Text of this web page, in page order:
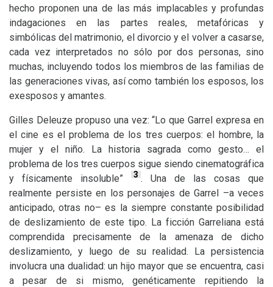
hecho proponen una de las más implacables y profundas
indagaciones en las partes reales, metafóricas y
simbólicas del matrimonio, el divorcio y el volver a casarse,
cada vez interpretados no sólo por dos personas, sino
muchas, incluyendo todos los miembros de las familias de
las generaciones vivas, así como también los esposos, los
exesposos y amantes.
Gilles Deleuze propuso una vez: “Lo que Garrel expresa en
el cine es el problema de los tres cuerpos: el hombre, la
mujer y el niño. La historia sagrada como gesto… el
problema de los tres cuerpos sigue siendo cinematográfica
y físicamente insoluble”
3 . Una de las cosas que
realmente persiste en los personajes de Garrel –a veces
anticipado, otras no– es la siempre constante posibilidad
de deslizamiento de este tipo. La ficción Garreliana está
comprendida precisamente de la amenaza de dicho
deslizamiento, y luego de su realidad. La persistencia
involucra una dualidad: un hijo mayor que se encuentra, casi
a pesar de si mismo, genéticamente repitiendo la